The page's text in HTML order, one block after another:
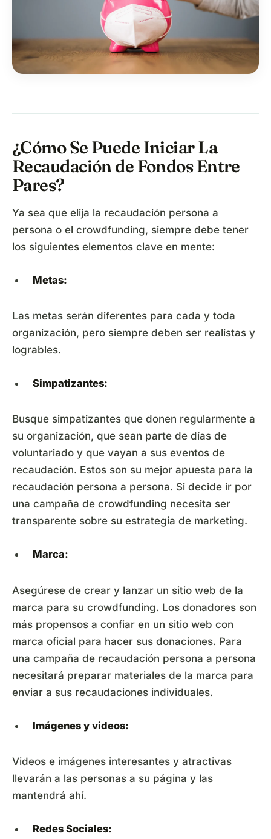
¿Cómo Se Puede Iniciar La
Recaudación de Fondos Entre
Pares?
Ya sea que elija la recaudación persona a
persona o el crowdfunding, siempre debe tener
los siguientes elementos clave en mente:
Metas:
Las metas serán diferentes para cada y toda
organización, pero siempre deben ser realistas y
logrables.
Simpatizantes:
Busque simpatizantes que donen regularmente a
su organización, que sean parte de días de
voluntariado y que vayan a sus eventos de
recaudación. Estos son su mejor apuesta para la
recaudación persona a persona. Si decide ir por
una campaña de crowdfunding necesita ser
transparente sobre su estrategia de marketing.
Marca:
Asegúrese de crear y lanzar un sitio web de la
marca para su crowdfunding. Los donadores son
más propensos a confiar en un sitio web con
marca oficial para hacer sus donaciones. Para
una campaña de recaudación persona a persona
necesitará preparar materiales de la marca para
enviar a sus recaudaciones individuales.
Imágenes y videos:
Videos e imágenes interesantes y atractivas
llevarán a las personas a su página y las
mantendrá ahí.
Redes Sociales: